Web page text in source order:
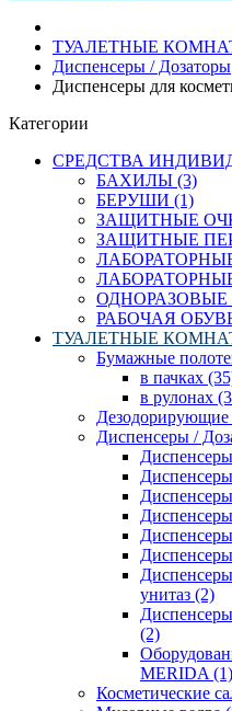
ТУАЛЕТНЫЕ
Диспенсеры / Дозаторы
Диспенсеры для
Категории
СРЕДСТВА
БАХИЛЫ (3)
БЕРУШИ (1)
ЗАЩИТНЫЕ
ЗАЩИТНЫЕ
РАБОЧАЯ
ТУАЛЕТНЫЕ
Бумажные
в пачках
в рулонах
Дезодорирующие
Диспенсеры /
унитаз (2)
(2)
MERIDA (1)
Косметические